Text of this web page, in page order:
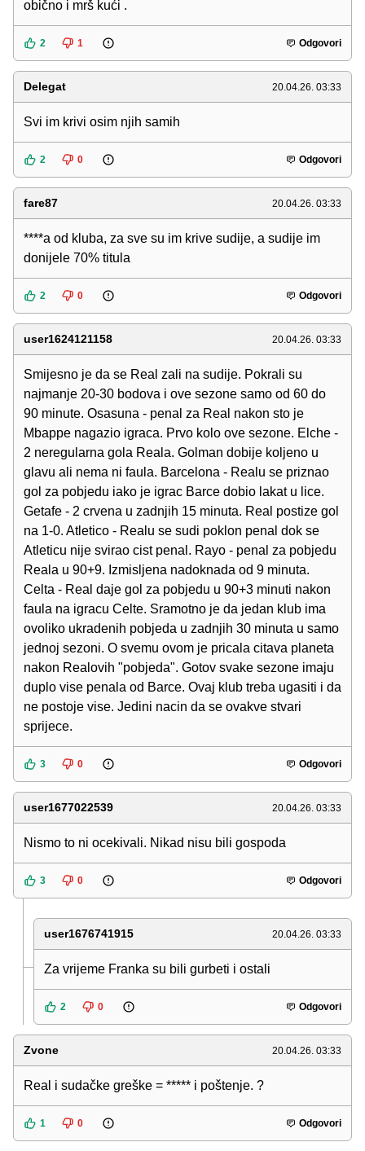
obično i mrš kući .
2 1 Odgovori
Delegat 20.04.26. 03:33
Svi im krivi osim njih samih
2 0 Odgovori
fare87 20.04.26. 03:33
****a od kluba, za sve su im krive sudije, a sudije im
donijele 70% titula
2 0 Odgovori
user1624121158 20.04.26. 03:33
Smijesno je da se Real zali na sudije. Pokrali su
najmanje 20-30 bodova i ove sezone samo od 60 do
90 minute. Osasuna - penal za Real nakon sto je
Mbappe nagazio igraca. Prvo kolo ove sezone. Elche -
2 neregularna gola Reala. Golman dobije koljeno u
glavu ali nema ni faula. Barcelona - Realu se priznao
gol za pobjedu iako je igrac Barce dobio lakat u lice.
Getafe - 2 crvena u zadnjih 15 minuta. Real postize gol
na 1-0. Atletico - Realu se sudi poklon penal dok se
Atleticu nije svirao cist penal. Rayo - penal za pobjedu
Reala u 90+9. Izmisljena nadoknada od 9 minuta.
Celta - Real daje gol za pobjedu u 90+3 minuti nakon
faula na igracu Celte. Sramotno je da jedan klub ima
ovoliko ukradenih pobjeda u zadnjih 30 minuta u samo
jednoj sezoni. O svemu ovom je pricala citava planeta
nakon Realovih "pobjeda". Gotov svake sezone imaju
duplo vise penala od Barce. Ovaj klub treba ugasiti i da
ne postoje vise. Jedini nacin da se ovakve stvari
sprijece.
3 0 Odgovori
user1677022539 20.04.26. 03:33
Nismo to ni ocekivali. Nikad nisu bili gospoda
3 0 Odgovori
user1676741915 20.04.26. 03:33
Za vrijeme Franka su bili gurbeti i ostali
2 0 Odgovori
Zvone 20.04.26. 03:33
Real i sudačke greške = ***** i poštenje. ?
1 0 Odgovori